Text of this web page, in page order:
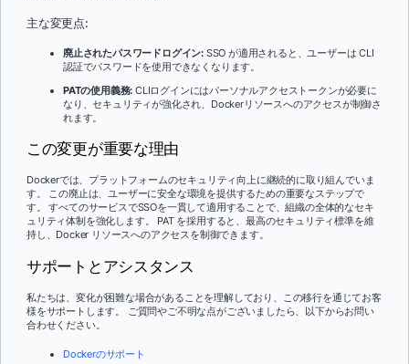
主な変更点:
廃止されたパスワードログイン: SSO が適用されると、ユーザーは CLI
認証でパスワードを使用できなくなります。
PATの使用義務: CLIログインにはパーソナルアクセストークンが必要に
なり、セキュリティが強化され、Dockerリソースへのアクセスが制御さ
れます。
この変更が重要な理由
Dockerでは、プラットフォームのセキュリティ向上に継続的に取り組んでいま
す。 この廃止は、ユーザーに安全な環境を提供するための重要なステップで
す。 すべてのサービスでSSOを一貫して適用することで、組織の全体的なセキ
ュリティ体制を強化します。 PAT を採用すると、最高のセキュリティ標準を維
持し、Docker リソースへのアクセスを制御できます。
サポートとアシスタンス
私たちは、変化が困難な場合があることを理解しており、この移行を通じてお客
様をサポートします。 ご質問やご不明な点がございましたら、以下からお問い
合わせください。
Dockerのサポート